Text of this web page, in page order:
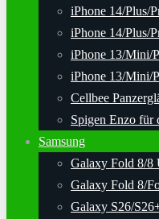
iPhone 14/Plus/
iPhone 14/Plus/
iPhone 13/Mini/
iPhone 13/Mini/
Cellbee
Spigen Enzo für
Samsung
Galaxy Fold 8/8
Galaxy Fold 8/
Galaxy S26/